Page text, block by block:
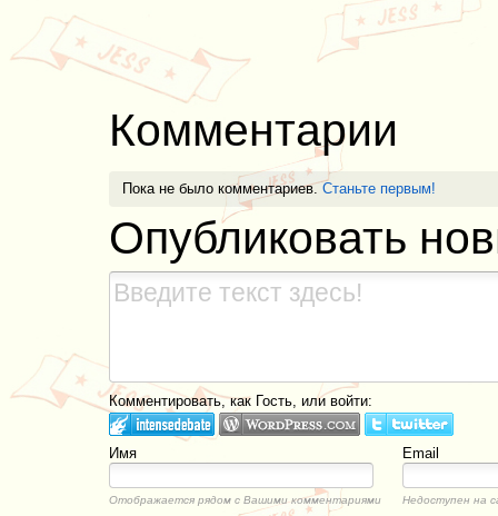
Комментарии
Пока не было комментариев.Станьте первым!
Опубликовать
Комментировать, как Гость, или войти:
Имя Email
Отображается рядом с Вашими комментариями Недоступен на